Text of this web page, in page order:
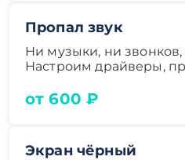
Пропал звук
Ни музыки, ни
Настроим драйверы,
от 600 ₽
Экран чёрный